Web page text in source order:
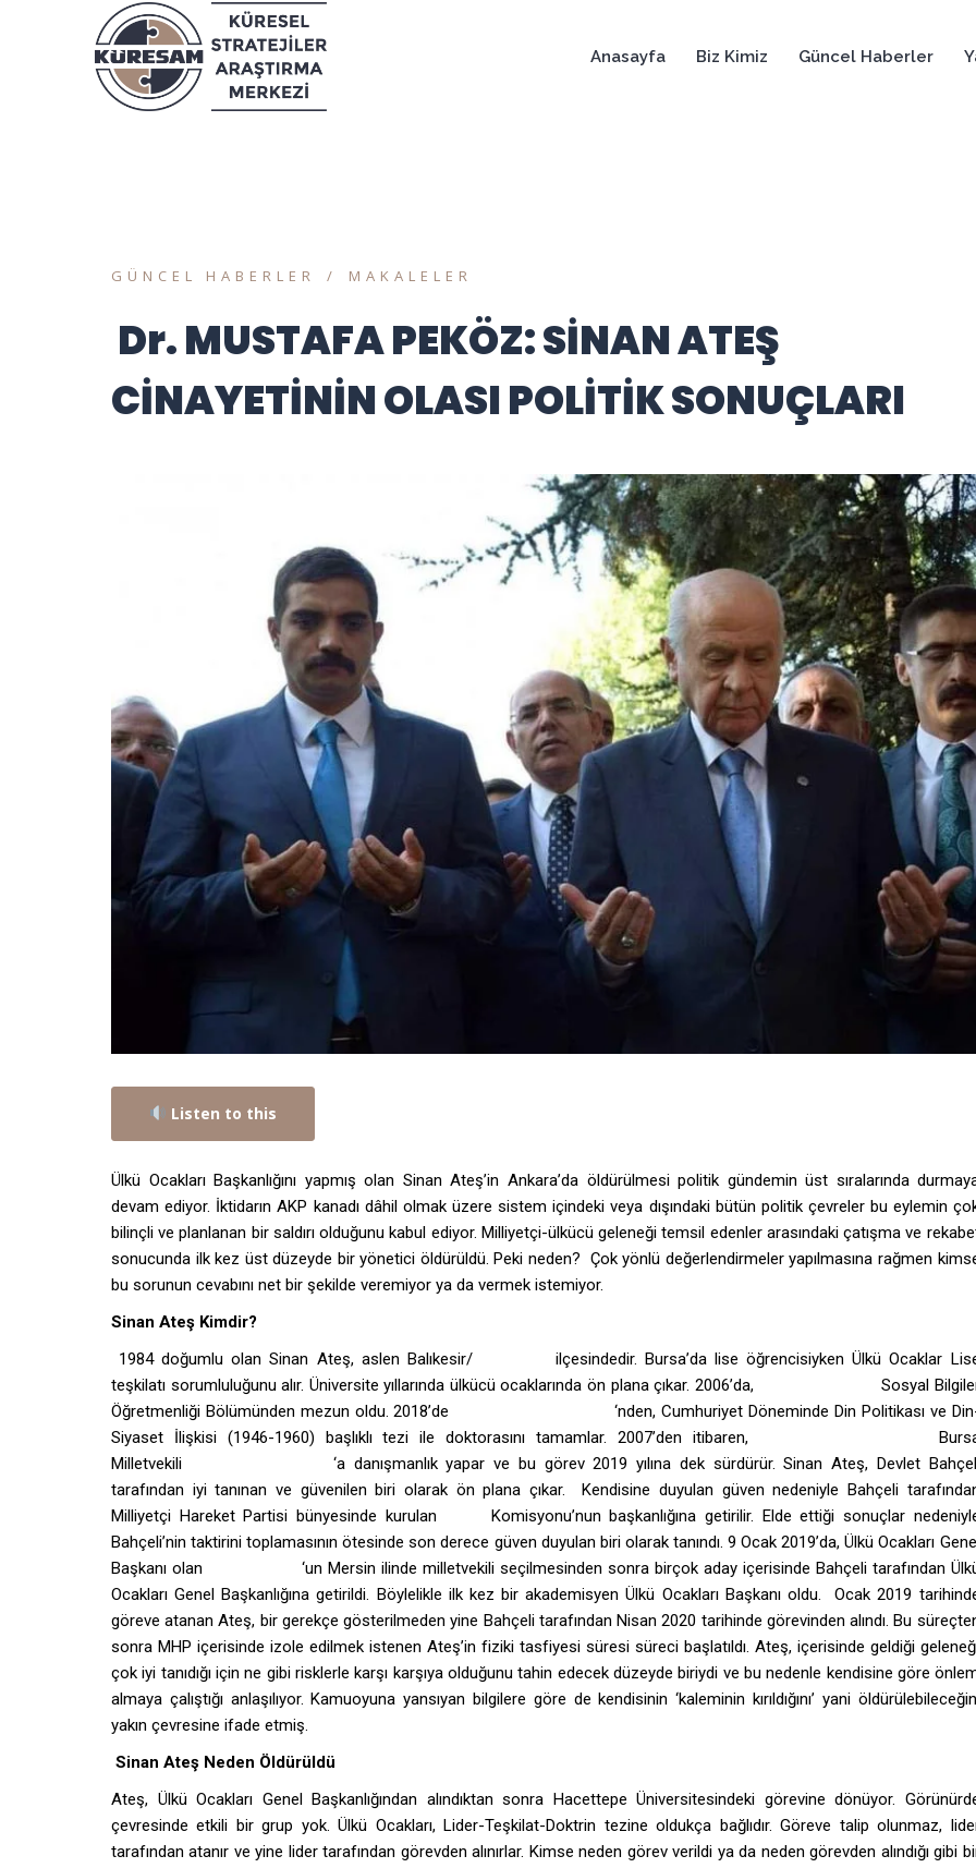
Anasayfa Biz Kimiz Güncel Haberler
GÜNCEL HABERLER MAKALELER
Dr. MUSTAFA PEKÖZ: SİNAN ATEŞ
CİNAYETİNİN OLASI POLİTİK SONUÇLARI
Listen to this
Ülkü Ocakları Başkanlığını yapmış olan Sinan Ateş’in Ankara’da öldürülmesi politik gündemin üst sıralarında
devam ediyor. İktidarın AKP kanadı dâhil olmak üzere sistem içindeki veya dışındaki bütün politik çevreler bu eylemin
bilinçli ve planlanan bir saldırı olduğunu kabul ediyor. Milliyetçi-ülkücü geleneği temsil edenler arasındaki çatışma ve
sonucunda ilk kez üst düzeyde bir yönetici öldürüldü. Peki neden? Çok yönlü değerlendirmeler yapılmasına rağmen
bu sorunun cevabını net bir şekilde veremiyor ya da vermek istemiyor.
Sinan Ateş Kimdir?
1984 doğumlu olan Sinan Ateş, aslen Balıkesir/Dursunbey
ilçesindedir. Bursa’da lise öğrencisiyken Ülkü Ocaklar
teşkilatı sorumluluğunu alır. Üniversite yıllarında ülkücü ocaklarında ön plana çıkar. 2006’da,
Sosyal
Öğretmenliği Bölümünden mezun oldu. 2018’de
Hacettepe Üniversitesi‘nden, Cumhuriyet Döneminde Din Politikası ve
Siyaset İlişkisi (1946-1960) başlıklı tezi ile doktorasını tamamlar. 2007’den itibaren,
Milletvekili
‘a danışmanlık yapar ve bu görev 2019 yılına dek sürdürür. Sinan Ateş, Devlet
tarafından iyi tanınan ve güvenilen biri olarak ön plana çıkar. Kendisine duyulan güven nedeniyle Bahçeli
Milliyetçi Hareket Partisi bünyesinde kurulan
Komisyonu’nun başkanlığına getirilir. Elde ettiği sonuçlar
Bahçeli’nin taktirini toplamasının ötesinde son derece güven duyulan biri olarak tanındı. 9 Ocak 2019’da, Ülkü Ocakları
Başkanı olan
‘un Mersin ilinde milletvekili seçilmesinden sonra birçok aday içerisinde Bahçeli tarafından
Ocakları Genel Başkanlığına getirildi. Böylelikle ilk kez bir akademisyen Ülkü Ocakları Başkanı oldu. Ocak 2019
göreve atanan Ateş, bir gerekçe gösterilmeden yine Bahçeli tarafından Nisan 2020 tarihinde görevinden alındı. Bu
sonra MHP içerisinde izole edilmek istenen Ateş’in fiziki tasfiyesi süresi süreci başlatıldı. Ateş, içerisinde geldiği
çok iyi tanıdığı için ne gibi risklerle karşı karşıya olduğunu tahin edecek düzeyde biriydi ve bu nedenle kendisine göre
almaya çalıştığı anlaşılıyor. Kamuoyuna yansıyan bilgilere göre de kendisinin ‘kaleminin kırıldığını’ yani
yakın çevresine ifade etmiş.
Sinan Ateş Neden Öldürüldü
Ateş, Ülkü Ocakları Genel Başkanlığından alındıktan sonra Hacettepe Üniversitesindeki görevine dönüyor.
çevresinde etkili bir grup yok. Ülkü Ocakları, Lider-Teşkilat-Doktrin tezine oldukça bağlıdır. Göreve talip olunmaz,
tarafından atanır ve yine lider tarafından görevden alınırlar. Kimse neden görev verildi ya da neden görevden alındığı gibi